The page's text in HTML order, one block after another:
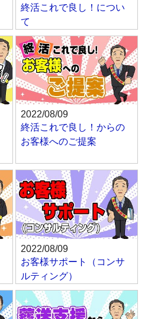
終活これで良し！につい
て
2022/08/09
終活これで良し！からの
お客様へのご提案
2022/08/09
お客様サポート（コンサ
ルティング）